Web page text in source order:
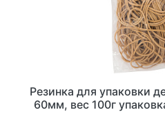
Резинка для упаковки
60мм, вес 100г